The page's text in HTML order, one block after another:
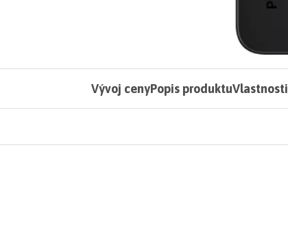
Vývoj cenyPopis produktuVlastnosti